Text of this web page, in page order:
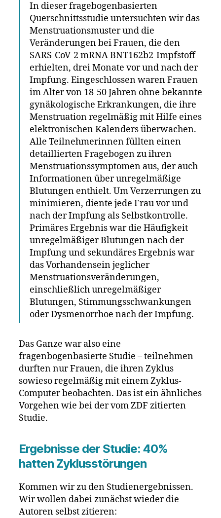
In dieser fragebogenbasierten
Querschnittsstudie untersuchten wir das
Menstruationsmuster und die
Veränderungen bei Frauen, die den
SARS-CoV-2 mRNA BNT162b2-Impfstoff
erhielten, drei Monate vor und nach der
Impfung. Eingeschlossen waren Frauen
im Alter von 18-50 Jahren ohne bekannte
gynäkologische Erkrankungen, die ihre
Menstruation regelmäßig mit Hilfe eines
elektronischen Kalenders überwachen.
Alle Teilnehmerinnen füllten einen
detaillierten Fragebogen zu ihren
Menstruationssymptomen aus, der auch
Informationen über unregelmäßige
Blutungen enthielt. Um Verzerrungen zu
minimieren, diente jede Frau vor und
nach der Impfung als Selbstkontrolle.
Primäres Ergebnis war die Häufigkeit
unregelmäßiger Blutungen nach der
Impfung und sekundäres Ergebnis war
das Vorhandensein jeglicher
Menstruationsveränderungen,
einschließlich unregelmäßiger
Blutungen, Stimmungsschwankungen
oder Dysmenorrhoe nach der Impfung.
Das Ganze war also eine
fragenbogenbasierte Studie – teilnehmen
durften nur Frauen, die ihren Zyklus
sowieso regelmäßig mit einem Zyklus-
Computer beobachten. Das ist ein ähnliches
Vorgehen wie bei der vom ZDF zitierten
Studie.
Ergebnisse der Studie: 40%
hatten Zyklusstörungen
Kommen wir zu den Studienergebnissen.
Wir wollen dabei zunächst wieder die
Autoren selbst zitieren: